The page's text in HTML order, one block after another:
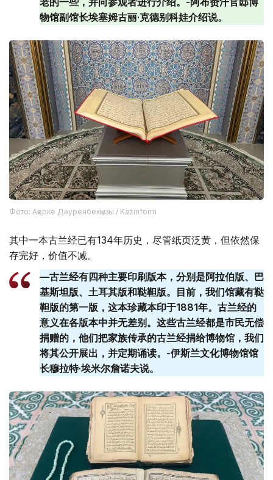
物馆副馆长埃塞姆古丽·克德别科娃介绍说。
Фото: Ақерке Дәуренбекқызы / Kazinform
其中一本古兰经已有134年历史，尽管纸页泛黄，但依然保
存完好，价值不减。
—古兰经有四种主要印刷版本，分别是阿拉伯版、巴
基斯坦版、土耳其版和鞑靼版。目前，我们馆藏有鞑
靼版的第一版，这本珍藏本印于1881年。古兰经的
意义在各版本中并无差别。这些古兰经都是市民无偿
捐赠的，他们把家族传承的古兰经捐给博物馆，我们
将其公开展出，并定期诵读。-伊斯兰文化博物馆馆
长穆拉特·埃米尔詹诺夫说。